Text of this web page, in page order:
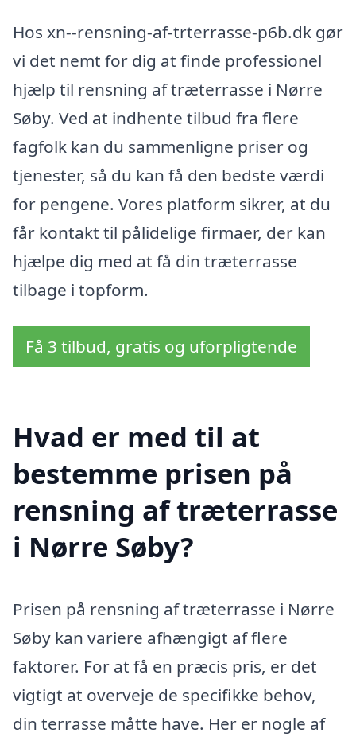
Hos xn--rensning-af-trterrasse-p6b.dk gør
vi det nemt for dig at finde professionel
hjælp til rensning af træterrasse i Nørre
Søby. Ved at indhente tilbud fra flere
fagfolk kan du sammenligne priser og
tjenester, så du kan få den bedste værdi
for pengene. Vores platform sikrer, at du
får kontakt til pålidelige firmaer, der kan
hjælpe dig med at få din træterrasse
tilbage i topform.
Få 3 tilbud, gratis og uforpligtende
Hvad er med til at
bestemme prisen på
rensning af træterrasse
i Nørre Søby?
Prisen på rensning af træterrasse i Nørre
Søby kan variere afhængigt af flere
faktorer. For at få en præcis pris, er det
vigtigt at overveje de specifikke behov,
din terrasse måtte have. Her er nogle af